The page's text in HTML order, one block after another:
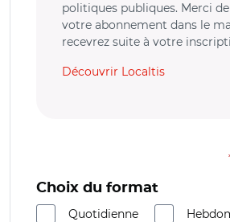
politiques publiques. Merci
votre abonnement dans le
recevrez suite à votre
Découvrir Localtis
Choix du format
Quotidienne